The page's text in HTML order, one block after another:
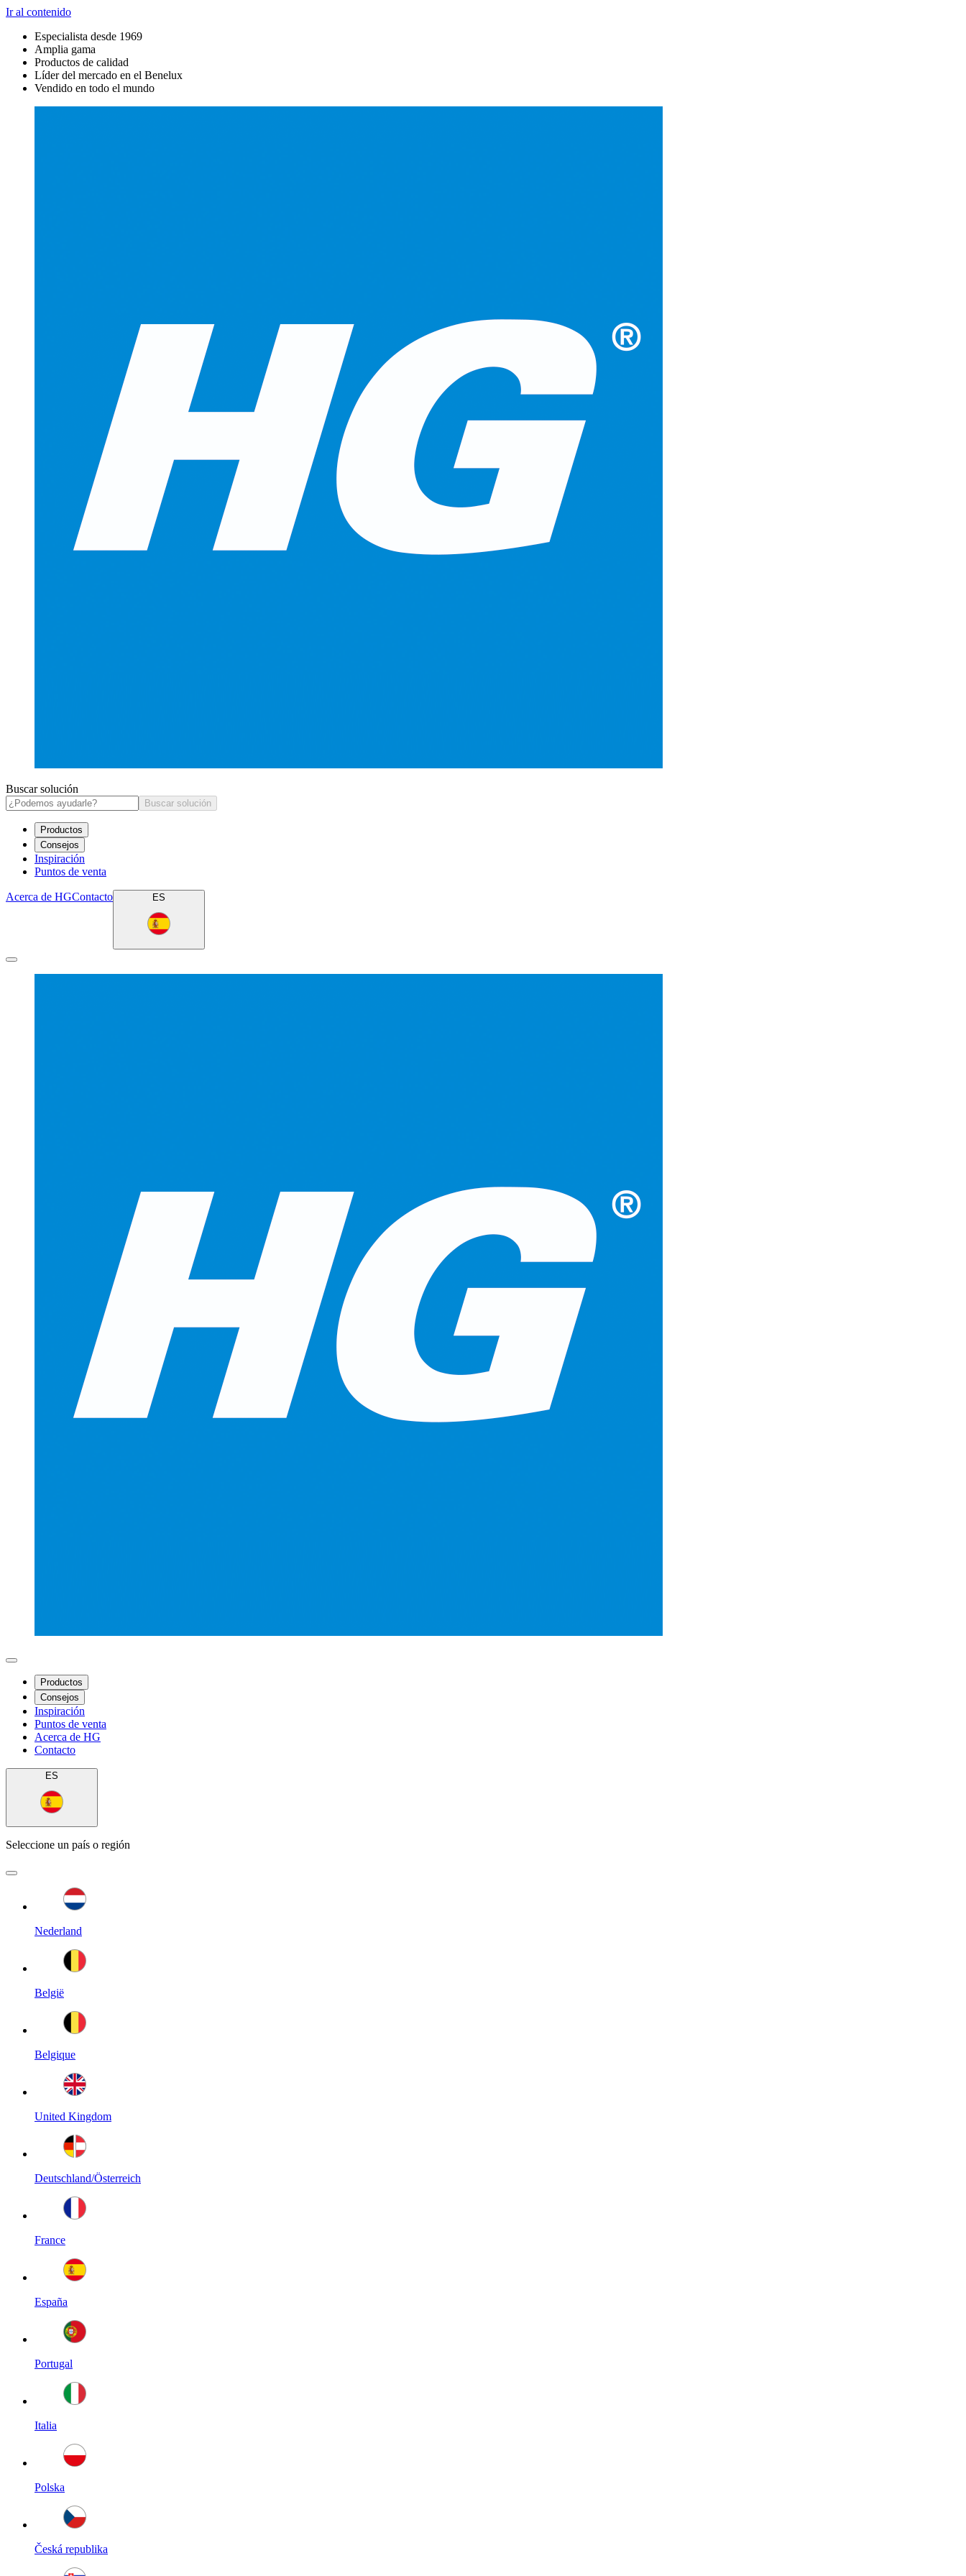
Ir al contenido
Especialista desde 1969
Amplia gama
Productos de calidad
Líder del mercado en el Benelux
Vendido en todo el mundo
Buscar solución
Buscar solución
Productos
Consejos
Inspiración
Puntos de venta
Acerca de HGContacto ES
Productos
Consejos
Inspiración
Puntos de venta
Acerca de HG
Contacto
ES
Seleccione un país o región
Nederland
België
Belgique
United Kingdom
Deutschland/Österreich
France
España
Portugal
Italia
Polska
Česká republika